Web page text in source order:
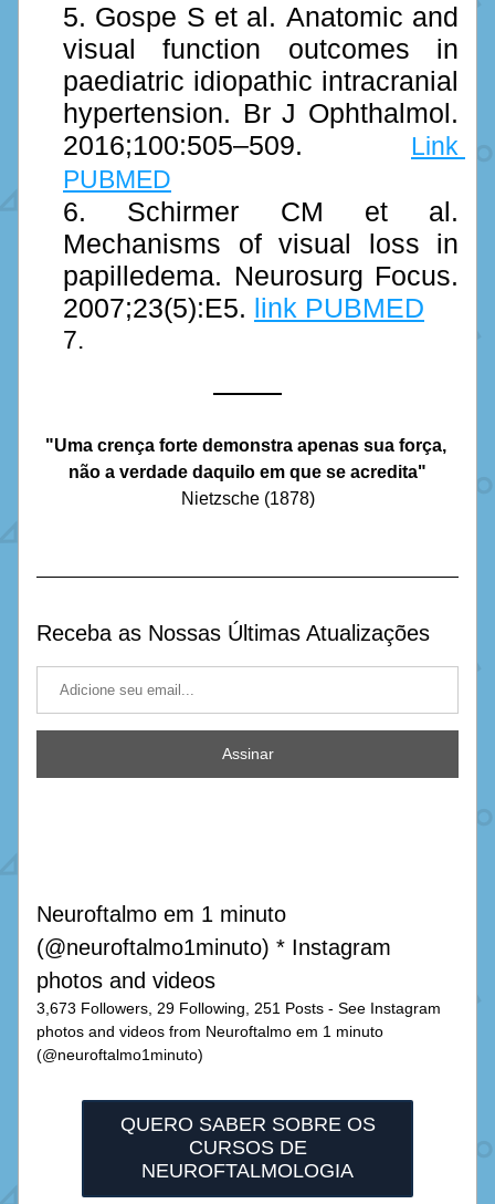
Gospe S et al. Anatomic and
visual function outcomes in
paediatric idiopathic intracranial
hypertension. Br J Ophthalmol.
2016;100:505–509. Link
PUBMED
Schirmer CM et al.
Mechanisms of visual loss in
papilledema. Neurosurg Focus.
2007;23(5):E5. link PUBMED
"Uma crença forte demonstra apenas sua força,
não a verdade daquilo em que se acredita"
Nietzsche (1878)
Receba as Nossas Últimas Atualizações
Assinar
Neuroftalmo em 1 minuto
(@neuroftalmo1minuto) * Instagram
photos and videos
3,673 Followers, 29 Following, 251 Posts - See Instagram
photos and videos from Neuroftalmo em 1 minuto
(@neuroftalmo1minuto)
QUERO SABER SOBRE OS
CURSOS DE
NEUROFTALMOLOGIA